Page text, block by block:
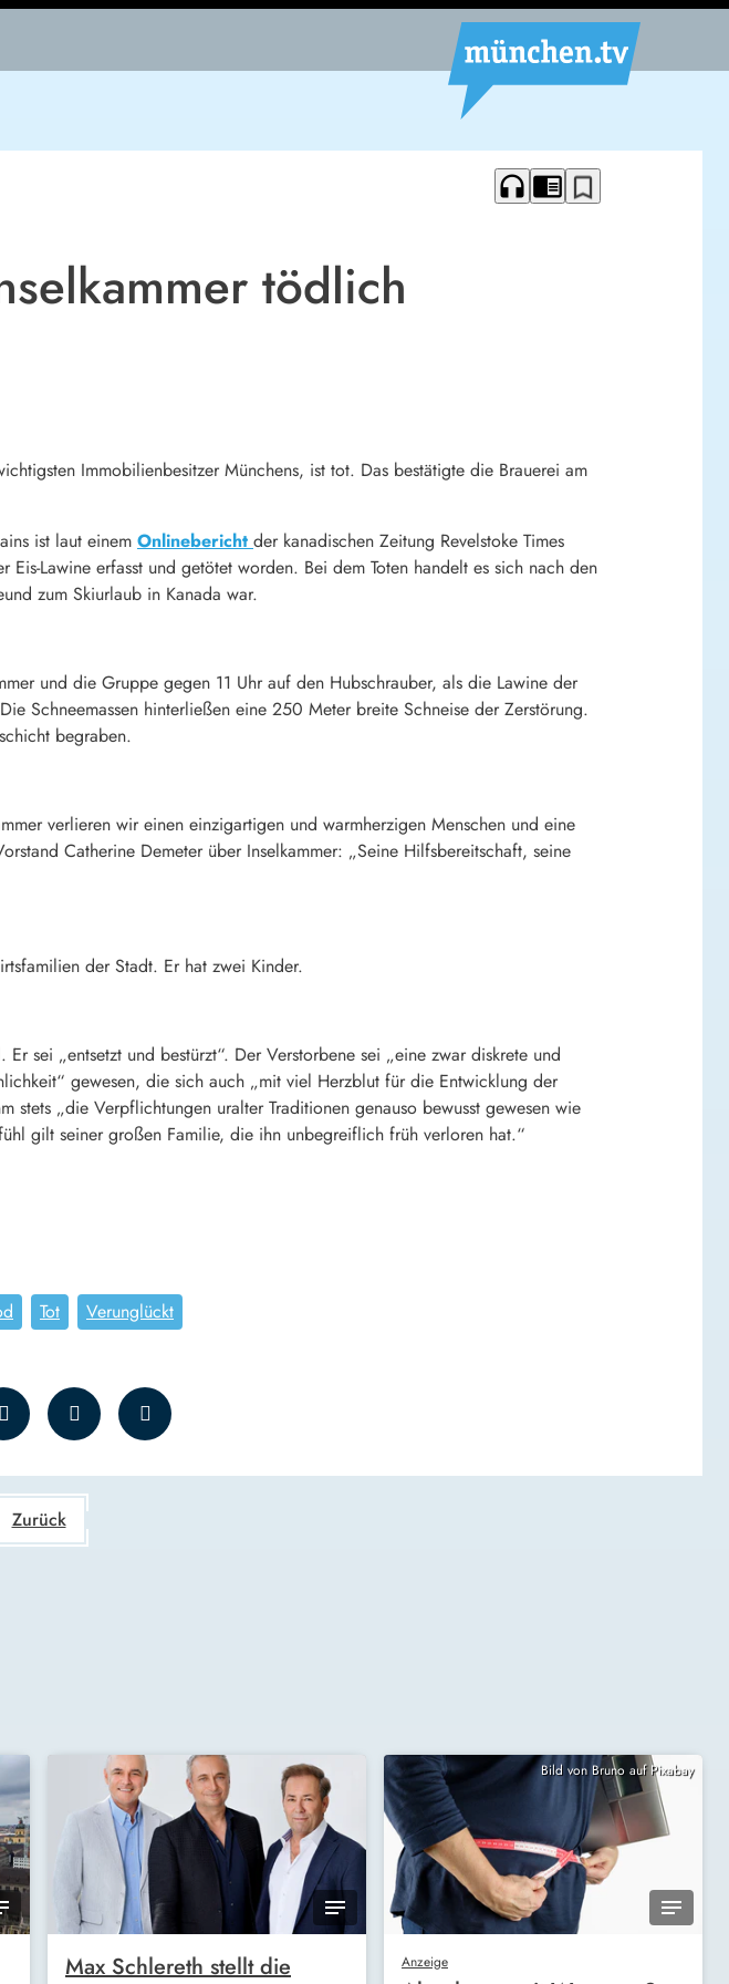
headphones chrome_reader_mode bookmark_border
tödlich
Immobilienbesitzer Münchens, ist tot. Das bestätigte die Brauerei am
ist laut einem Onlinebericht der kanadischen Zeitung Revelstoke Times
Lawine erfasst und getötet worden. Bei dem Toten handelt es sich nach den
zum Skiurlaub in Kanada war.
und die Gruppe gegen 11 Uhr auf den Hubschrauber, als die Lawine der
Schneemassen hinterließen eine 250 Meter breite Schneise der Zerstörung.
begraben.
verlieren wir einen einzigartigen und warmherzigen Menschen und eine
Catherine Demeter über Inselkammer: „Seine Hilfsbereitschaft, seine
der Stadt. Er hat zwei Kinder.
sei „entsetzt und bestürzt“. Der Verstorbene sei „eine zwar diskrete und
gewesen, die sich auch „mit viel Herzblut für die Entwicklung der
stets „die Verpflichtungen uralter Traditionen genauso bewusst gewesen wie
gilt seiner großen Familie, die ihn unbegreiflich früh verloren hat.“
Tot Verunglückt
Zurück
Max Schlereth stellt die
Bild von Bruno auf Pixabay
Anzeige